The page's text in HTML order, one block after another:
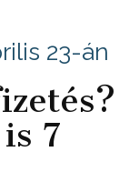
23-án
7